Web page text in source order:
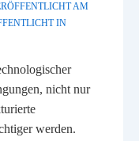
AM
IN
nicht nur
werden.